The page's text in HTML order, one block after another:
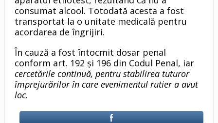
consumat alcool. Totodată acesta a fost
transportat la o unitate medicală pentru
acordarea de îngrijiri.
În cauză a fost întocmit dosar penal
conform art. 192 și 196 din Codul Penal, iar
cercetările continuă, pentru stabilirea tuturor
împrejurărilor în care evenimentul rutier a avut
loc.